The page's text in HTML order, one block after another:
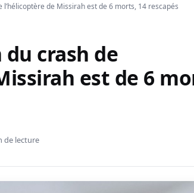
l’hélicoptère de Missirah est de 6 morts, 14 rescapés
du crash de
est de 6
de lecture